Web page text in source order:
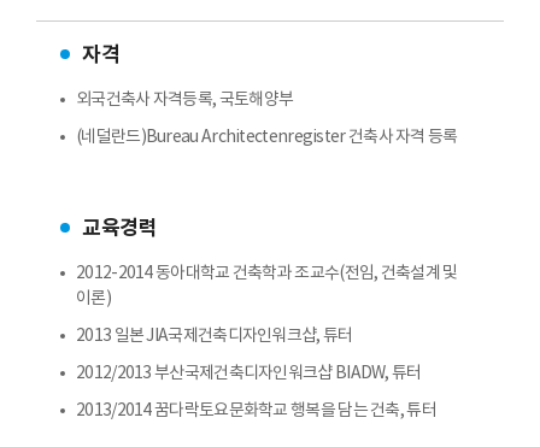
자격
외국건축사 자격등록, 국토해양부
(네덜란드)Bureau Architectenregister 건축사 자격 등록
교육경력
2012-2014 동아대학교 건축학과 조교수(전임, 건축설계 및
이론)
2013 일본 JIA국제건축디자인워크샵, 튜터
2012/2013 부산국제건축디자인워크샵 BIADW, 튜터
2013/2014 꿈다락토요문화학교 행복을 담는 건축, 튜터